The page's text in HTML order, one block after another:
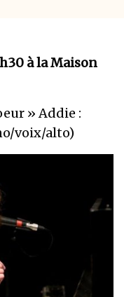
à la Maison
» Addie :
voix/alto)